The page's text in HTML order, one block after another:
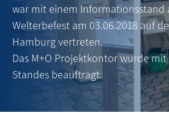
war mit einem Informationsstand
Welterbefest am 03.06.2018 auf
Hamburg vertreten.
Das M+O Projektkontor wurde
Standes beauftragt.